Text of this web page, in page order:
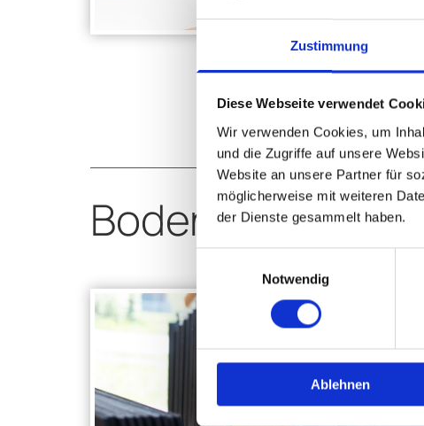
Zustimmung
Diese Webseite verwendet
Wir verwenden Cookies, um
und die Zugriffe auf unsere
Website an unsere Partner für
möglicherweise mit weiteren
der Dienste gesammelt haben.
Notwendig
Ablehnen